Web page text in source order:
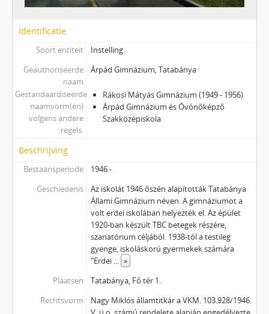
Identificatie
Soort entiteit
Instelling
Geauthoriseerde
naam
Árpád Gimnázium, Tatabánya
Gestandaardiseerde
naamvorm(en)
volgens andere
regels.
Rákosi Mátyás Gimnázium (1949 - 1956)
Árpád Gimnázium és Óvónőképző
Szakközépiskola
Beschrijving
Bestaansperiode
1946 -
Geschiedenis
Az iskolát 1946 őszén alapították Tatabánya
Állami Gimnázium néven. A gimnáziumot a
volt erdei iskolában helyezték el. Az épület
1920-ban készült TBC betegek részére,
szanatórium céljából. 1938-tól a testileg
gyenge, iskoláskorú gyermekek számára
"Erdei ... »
Plaatsen
Tatabánya, Fő tér 1.
Rechtsvorm
Nagy Miklós államtitkár a VKM. 103.928/1946.